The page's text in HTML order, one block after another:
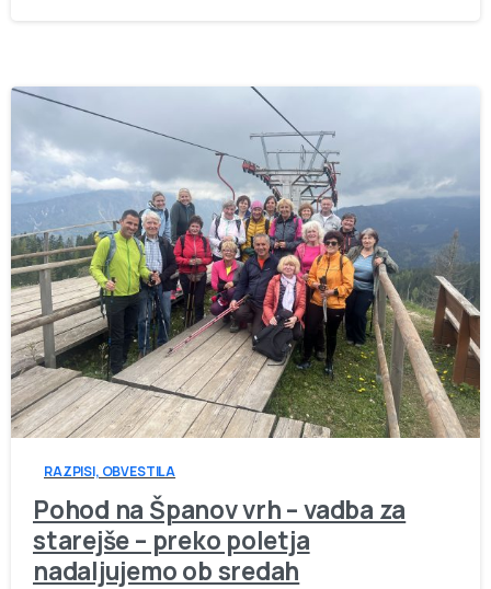
-
RAZPISI, OBVESTILA
Pohod na Španov vrh – vadba za
starejše – preko poletja
nadaljujemo ob sredah